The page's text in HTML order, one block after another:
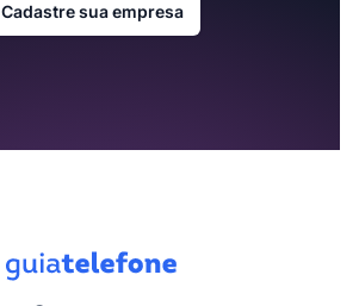
Cadastre sua empresa